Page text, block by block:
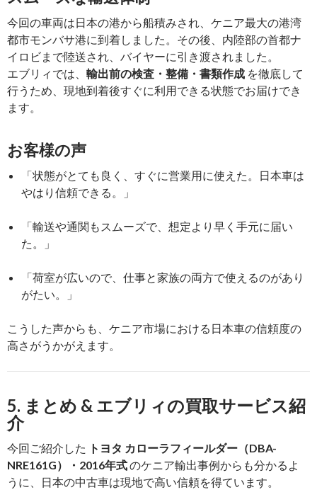
今回の車両は日本の港から船積みされ、ケニア最大の港湾
都市モンバサ港に到着しました。その後、内陸部の首都ナ
イロビまで陸送され、バイヤーに引き渡されました。
エブリィでは、 輸出前の検査・整備・書類作成 を徹底して
行うため、現地到着後すぐに利用できる状態でお届けでき
ます。
お客様の声
「状態がとても良く、すぐに営業用に使えた。日本車は
やはり信頼できる。」
「輸送や通関もスムーズで、想定より早く手元に届い
た。」
「荷室が広いので、仕事と家族の両方で使えるのがあり
がたい。」
こうした声からも、ケニア市場における日本車の信頼度の
高さがうかがえます。
5. まとめ & エブリィの買取サービス紹
介
今回ご紹介した トヨタ カローラフィールダー（DBA-
NRE161G）・2016年式のケニア輸出事例からも分かるよ
うに、日本の中古車は現地で高い信頼を得ています。